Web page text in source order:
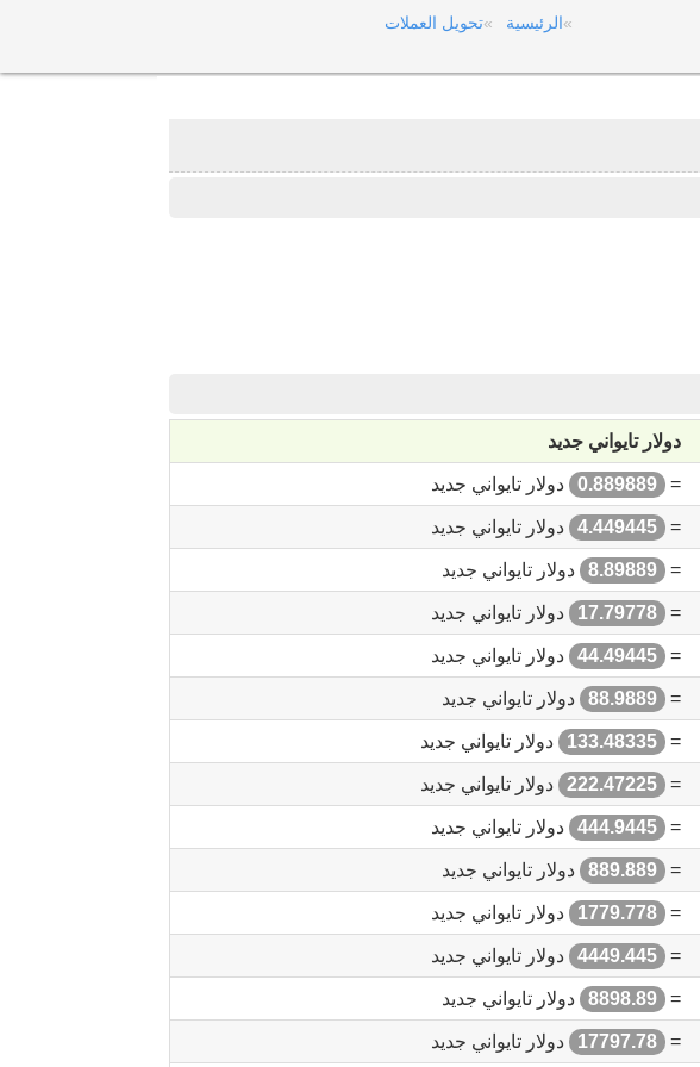
الرئيسية تحويل العملات
دولار تايواني جديد
=
0.889889 دولار تايواني جديد
=
4.449445 دولار تايواني جديد
=
8.89889 دولار تايواني جديد
=
17.79778 دولار تايواني جديد
=
44.49445 دولار تايواني جديد
=
88.9889 دولار تايواني جديد
=
133.48335 دولار تايواني جديد
=
222.47225 دولار تايواني جديد
=
444.9445 دولار تايواني جديد
=
889.889 دولار تايواني جديد
=
1779.778 دولار تايواني جديد
=
4449.445 دولار تايواني جديد
=
8898.89 دولار تايواني جديد
=
17797.78 دولار تايواني جديد